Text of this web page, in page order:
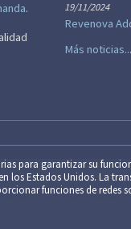
para garantizar su
los Estados Unidos. La
funciones de redes
.
19/11/2024
Revenova
Más noticias...
están destinados para
ininterrumpida de